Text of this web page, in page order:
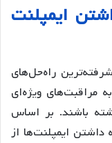
ایمپلنت
راه‌حل‌های
مراقبت‌های ویژه‌ای
باشند. بر اساس
ایمپلنت‌ها از